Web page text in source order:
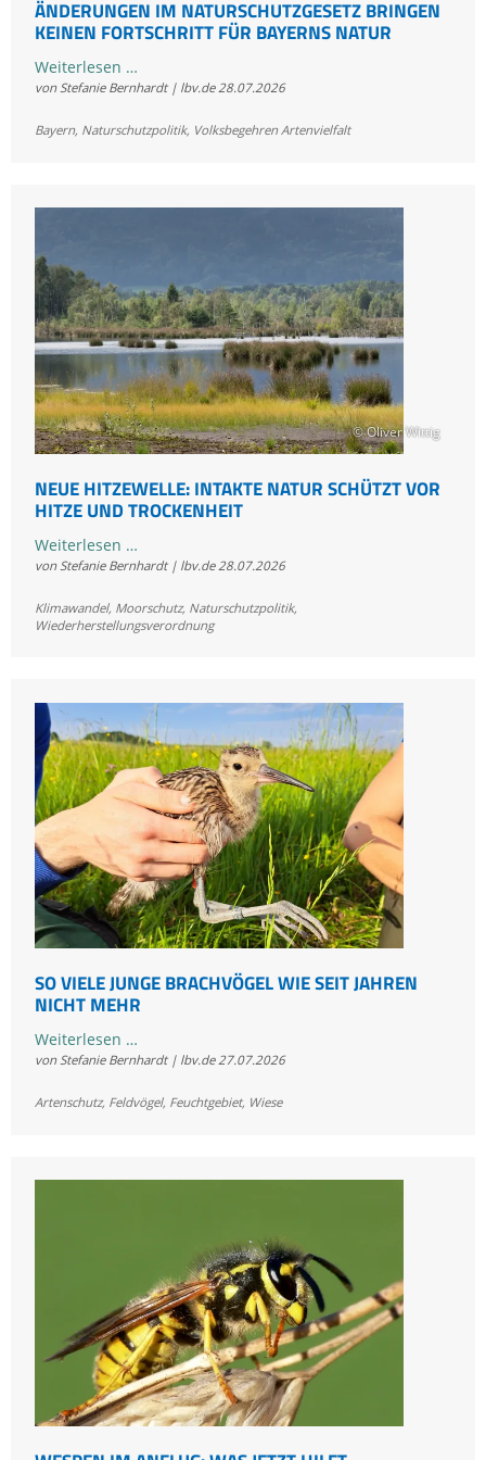
ÄNDERUNGEN IM NATURSCHUTZGESETZ BRINGEN
KEINEN FORTSCHRITT FÜR BAYERNS NATUR
Weiterlesen …Änderungen
im
bringen
von Stefanie Bernhardt | lbv.de28.07.2026
Bayern, Naturschutzpolitik, Volksbegehren Artenvielfalt
© Oliver Wittig
NEUE HITZEWELLE: INTAKTE NATUR SCHÜTZT VOR
HITZE UND TROCKENHEIT
Weiterlesen …
Hitzewelle:
Natur
Hitze
und
Trockenheit
von Stefanie Bernhardt | lbv.de 28.07.2026
Klimawandel, Moorschutz, Naturschutzpolitik,
Wiederherstellungsverordnung
SO VIELE JUNGE BRACHVÖGEL WIE SEIT JAHREN
NICHT MEHR
Weiterlesen …So
viele
Brachvögel
von Stefanie Bernhardt | lbv.de27.07.2026
Artenschutz, Feldvögel, Feuchtgebiet, Wiese